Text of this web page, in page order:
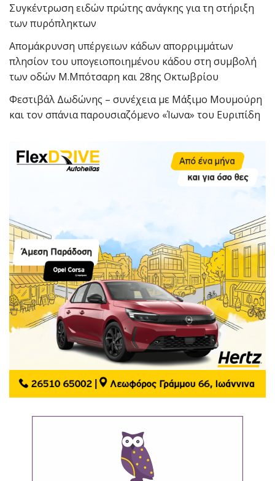
Συγκέντρωση ειδών πρώτης ανάγκης για τη στήριξη
των πυρόπληκτων
Απομάκρυνση υπέργειων κάδων απορριμμάτων
πλησίον του υπογειοποιημένου κάδου στη συμβολή
των οδών Μ.Μπότσαρη και 28ης Οκτωβρίου
Φεστιβάλ Δωδώνης – συνέχεια με Μάξιμο Μουμούρη
και τον σπάνια παρουσιαζόμενο «Ίωνα» του Ευριπίδη